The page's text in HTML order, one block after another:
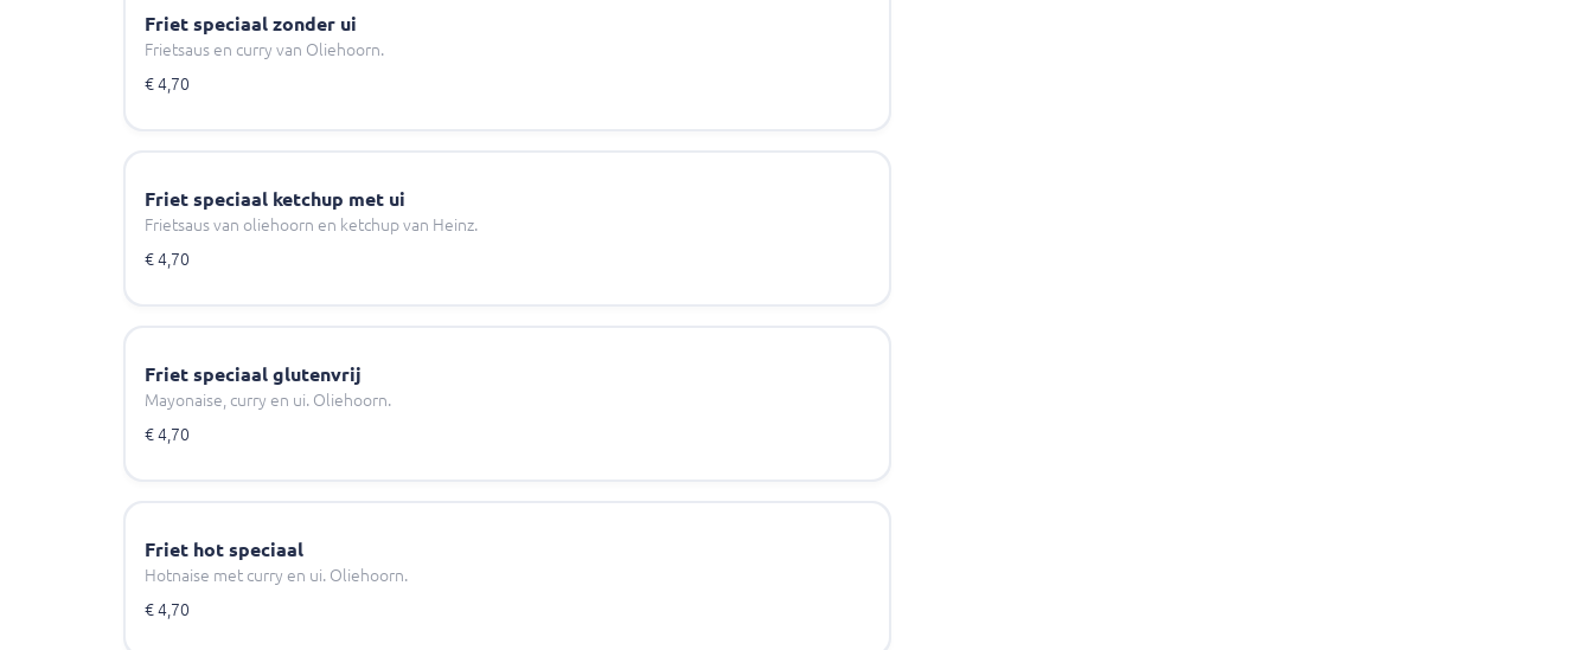
Friet speciaal zonder ui
Frietsaus en curry van Oliehoorn.
€ 4,70
Friet speciaal ketchup met ui
Frietsaus van oliehoorn en ketchup van Heinz.
€ 4,70
Friet speciaal glutenvrij
Mayonaise, curry en ui. Oliehoorn.
€ 4,70
Friet hot speciaal
Hotnaise met curry en ui. Oliehoorn.
€ 4,70